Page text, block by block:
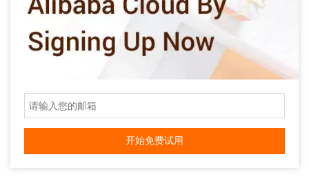
开始免费试用